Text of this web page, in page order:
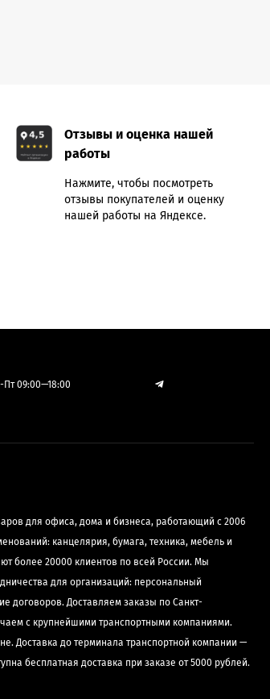
Отзывы и оценка нашей
работы
Нажмите, чтобы посмотреть
отзывы покупателей и оценку
нашей работы на Яндексе.
Пт 09:00—18:00
для офиса, дома и бизнеса, работающий с 2006
канцелярия, бумага, техника, мебель и
более 20000 клиентов по всей России. Мы
для организаций: персональный
договоров. Доставляем заказы по Санкт-
с крупнейшими транспортными компаниями.
Доставка до терминала транспортной компании —
бесплатная доставка при заказе от 5000 рублей.